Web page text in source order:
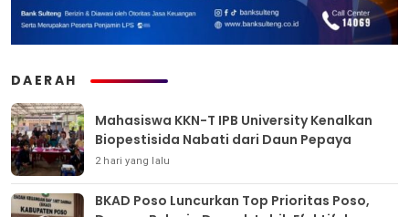
DAERAH
Mahasiswa KKN-T IPB University Kenalkan
Biopestisida Nabati dari Daun Pepaya
2 hari yang lalu
BKAD Poso Luncurkan Top Prioritas Poso,